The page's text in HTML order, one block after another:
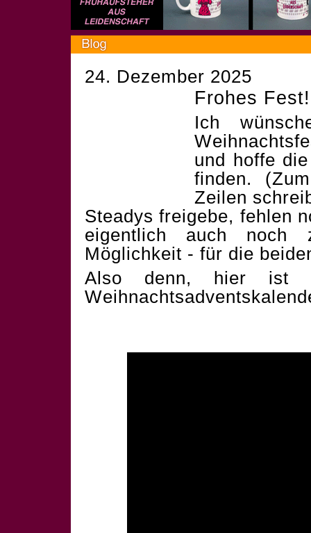
24. Dezember 2025
Frohes Fest!
Ich
und hoffe
finden.
Zeilen
Steadys freigebe, fehlen
eigentlich auch noch
Möglichkeit - für die
Also denn, hier ist